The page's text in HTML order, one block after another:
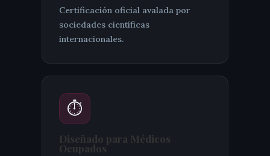
Certificación oficial avalada por
sociedades científicas
internacionales.
⏱️
Diseñado para Médicos
Ocupados